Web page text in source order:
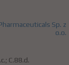
Sp. z
o.o.
C.88.d.